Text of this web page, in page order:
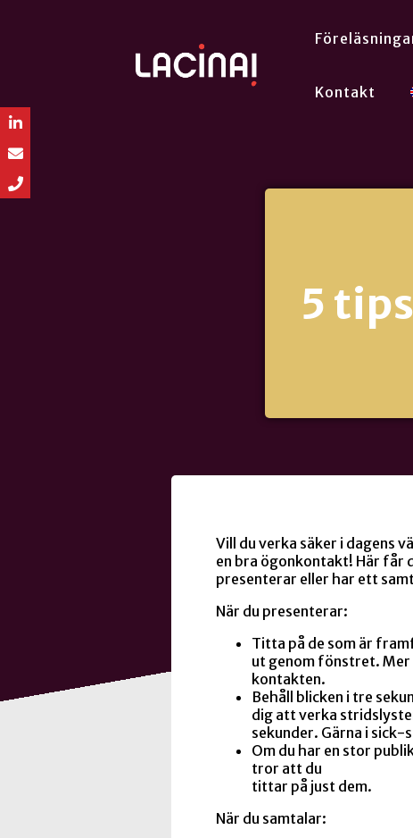
Kontakt
5
Vill du verka säker i dagens
en bra ögonkontakt! Här får
presenterar eller har ett
När du presenterar:
Titta på de som är
ut genom fönstret. Mer
kontakten.
Behåll blicken i tre
dig att verka
sekunder. Gärna i sick-
Om du har en stor
tror att du
tittar på just dem.
När du samtalar: